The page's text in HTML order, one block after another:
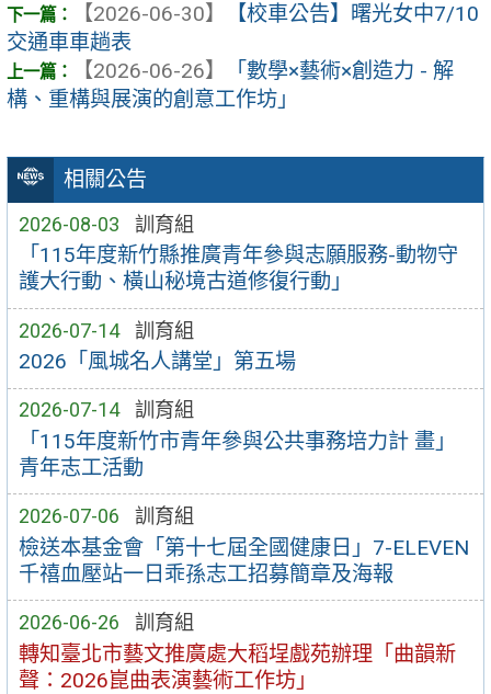
相關公告
2026-08-03 訓育組
「115年度新竹縣推廣青年參與志願服務-動物守
護大行動、橫山秘境古道修復行動」
2026-07-14 訓育組
2026「風城名人講堂」第五場
2026-07-14 訓育組
「115年度新竹市青年參與公共事務培力計 畫」
青年志工活動
2026-07-06 訓育組
檢送本基金會「第十七屆全國健康日」7-ELEVEN
千禧血壓站一日乖孫志工招募簡章及海報
2026-06-26 訓育組
轉知臺北市藝文推廣處大稻埕戲苑辦理「曲韻新
聲：2026崑曲表演藝術工作坊」
【2026-06-30】
【校車公告】曙光女中7/10
交通車車趟表
【2026-06-26】
「數學×藝術×創造力 - 解
構、重構與展演的創意工作坊」